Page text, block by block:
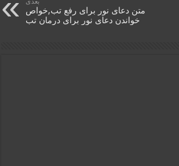
بعدی
متن دعای نور برای رفع تب,خواص
خواندن دعای نور برای درمان تب